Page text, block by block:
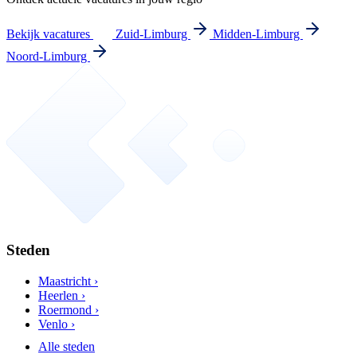
Bekijk vacatures Zuid-Limburg
Midden-Limburg
Noord-Limburg
Steden
Maastricht ›
Heerlen ›
Roermond ›
Venlo ›
Alle steden